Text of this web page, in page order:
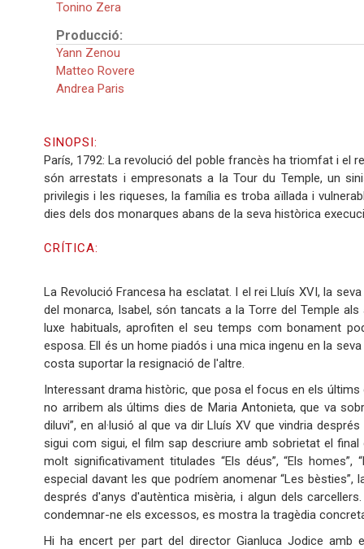
Tonino Zera
Producció:
Yann Zenou
Matteo Rovere
Andrea Paris
SINOPSI:
París, 1792: La revolució del poble francès ha triomfat i el
són arrestats i empresonats a la Tour du Temple, un
privilegis i les riqueses, la família es troba aïllada i
dies dels dos monarques abans de la seva històrica
CRÍTICA:
La Revolució Francesa ha esclatat. I el rei Lluís XVI, la
del monarca, Isabel, són tancats a la Torre del Temple
luxe habituals, aprofiten el seu temps com bonament
esposa. Ell és un home piadós i una mica ingenu en la
costa suportar la resignació de l'altre.
Interessant drama històric, que posa el focus en els
no arribem als últims dies de Maria Antonieta, que va
diluvi”, en al·lusió al que va dir Lluís XV que vindria
sigui com sigui, el film sap descriure amb sobrietat el
molt significativament titulades “Els déus”, “Els
especial davant les que podríem anomenar “Les
després d'anys d'autèntica misèria, i algun dels
condemnar-ne els excessos, es mostra la tragèdia
Hi ha encert per part del director Gianluca Jodice amb